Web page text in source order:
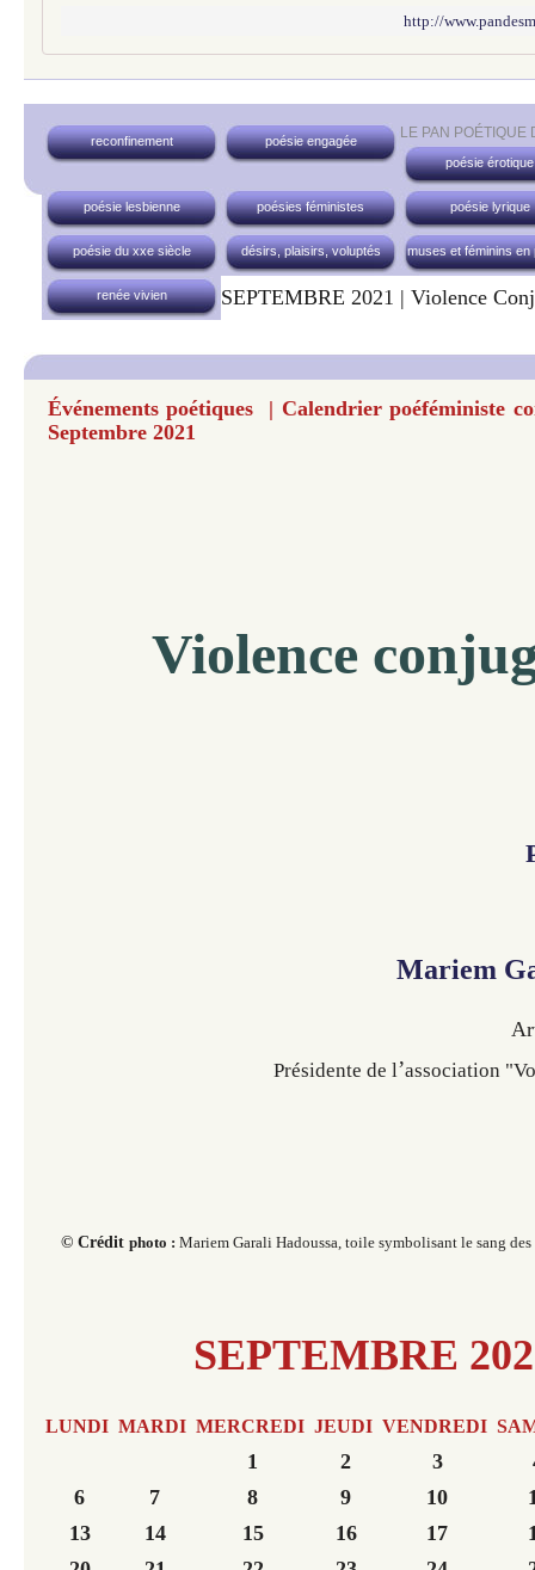
http://
LE PAN
reconfinement
poésie engagée
poésie érotique
poésie lesbienne poésies féministes poésie lyrique
poésie du xxe siècle désirs, plaisirs, voluptés muses et féminins en
renée vivien SEPTEMBRE 2021 | Violence
Événements poétiques | Calendrier poéféministe
Septembre 2021
Violence
Mariem
Présidente de l’association
© Crédit photo : Mariem Garali Hadoussa, toile symbolisant le sang
SEPTEMBRE
LUNDI MARDI MERCREDI JEUDI VENDREDI
1 2 3
6
7 8 9 10
13
14 15 16 17